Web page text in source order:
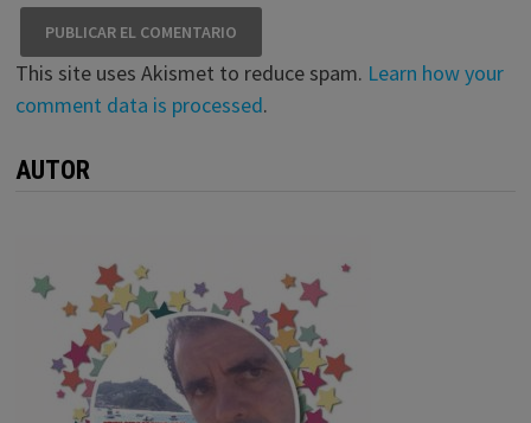
This site uses Akismet to reduce spam. Learn how your
comment data is processed.
AUTOR